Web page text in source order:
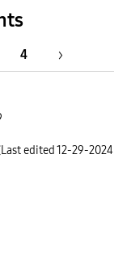
4
edited ‎12-29-2024